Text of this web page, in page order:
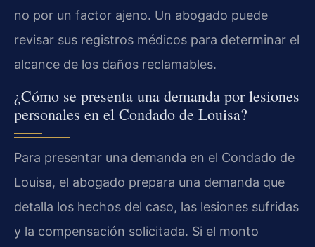
no por un factor ajeno. Un abogado puede
revisar sus registros médicos para determinar el
alcance de los daños reclamables.
¿Cómo se presenta una demanda por lesiones
personales en el Condado de Louisa?
Para presentar una demanda en el Condado de
Louisa, el abogado prepara una demanda que
detalla los hechos del caso, las lesiones sufridas
y la compensación solicitada. Si el monto